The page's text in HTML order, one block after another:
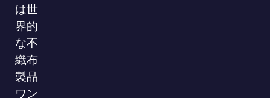
は世
界的
な不
織布
製品
ワン